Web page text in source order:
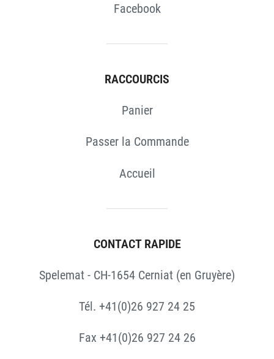
Facebook
RACCOURCIS
Panier
Passer la Commande
Accueil
CONTACT RAPIDE
Spelemat - CH-1654 Cerniat (en Gruyère)
Tél. +41(0)26 927 24 25
Fax +41(0)26 927 24 26